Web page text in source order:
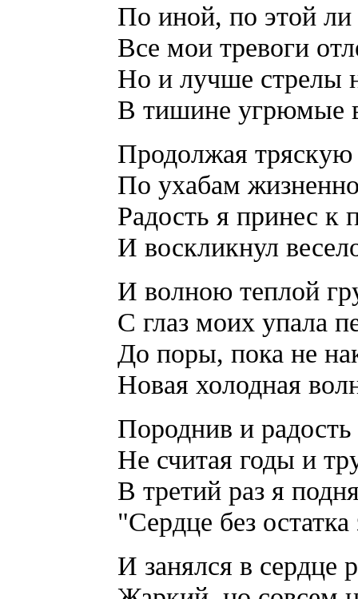
По иной, по этой
Все мои тревоги
Но и лучше стрелы
В тишине угрюмые
Продолжая тряскую
По ухабам
Радость я принес к
И воскликнул
И волною теплой
С глаз моих упала
До поры, пока не
Новая холодная
Породнив и радость
Не считая годы и
В третий раз я
"Сердце без
И занялся в сердце